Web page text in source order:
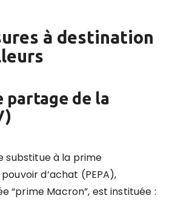
à destination
partage de la
substitue à la prime
d’achat (PEPA),
“prime Macron”, est instituée :